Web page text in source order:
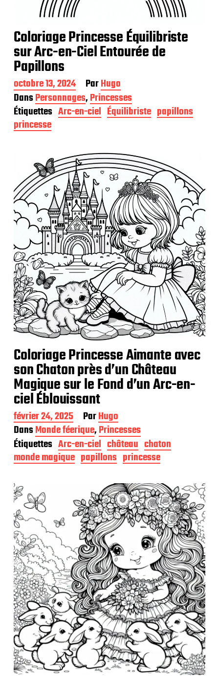
Coloriage Princesse Équilibriste
sur Arc-en-Ciel Entourée de
Papillons
D
a
t
e
d
e
c
a
t
i
n
octobre 13, 2024 ParHugo
DansPersonnages,Princesses
Étiquettes Arc-en-ciel Équilibriste papillons
princesse
Coloriage Princesse Aimante avec
son Chaton près d’un Château
Magique sur le Fond d’un Arc-en-
ciel Éblouissant
D
a
t
e
d
e
u
b
l
i
c
a
t
i
o
n
février 24, 2025 ParHugo
DansMonde féerique,Princesses
Étiquettes Arc-en-ciel château chaton
monde magique papillons princesse